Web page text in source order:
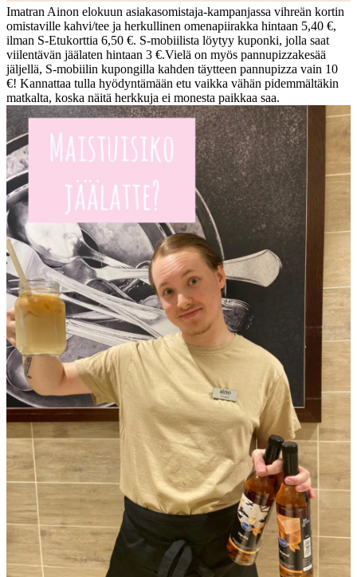
Imatran Ainon elokuun asiakasomistaja-kampanjassa vihreän kortin
omistaville kahvi/tee ja herkullinen omenapiirakka hintaan 5,40 €,
ilman S-Etukorttia 6,50 €. S-mobiilista löytyy kuponki, jolla saat
viilentävän jäälaten hintaan 3 €.Vielä on myös pannupizzakesää
jäljellä, S-mobiilin kupongilla kahden täytteen pannupizza vain 10
€! Kannattaa tulla hyödyntämään etu vaikka vähän pidemmältäkin
matkalta, koska näitä herkkuja ei monesta paikkaa saa.